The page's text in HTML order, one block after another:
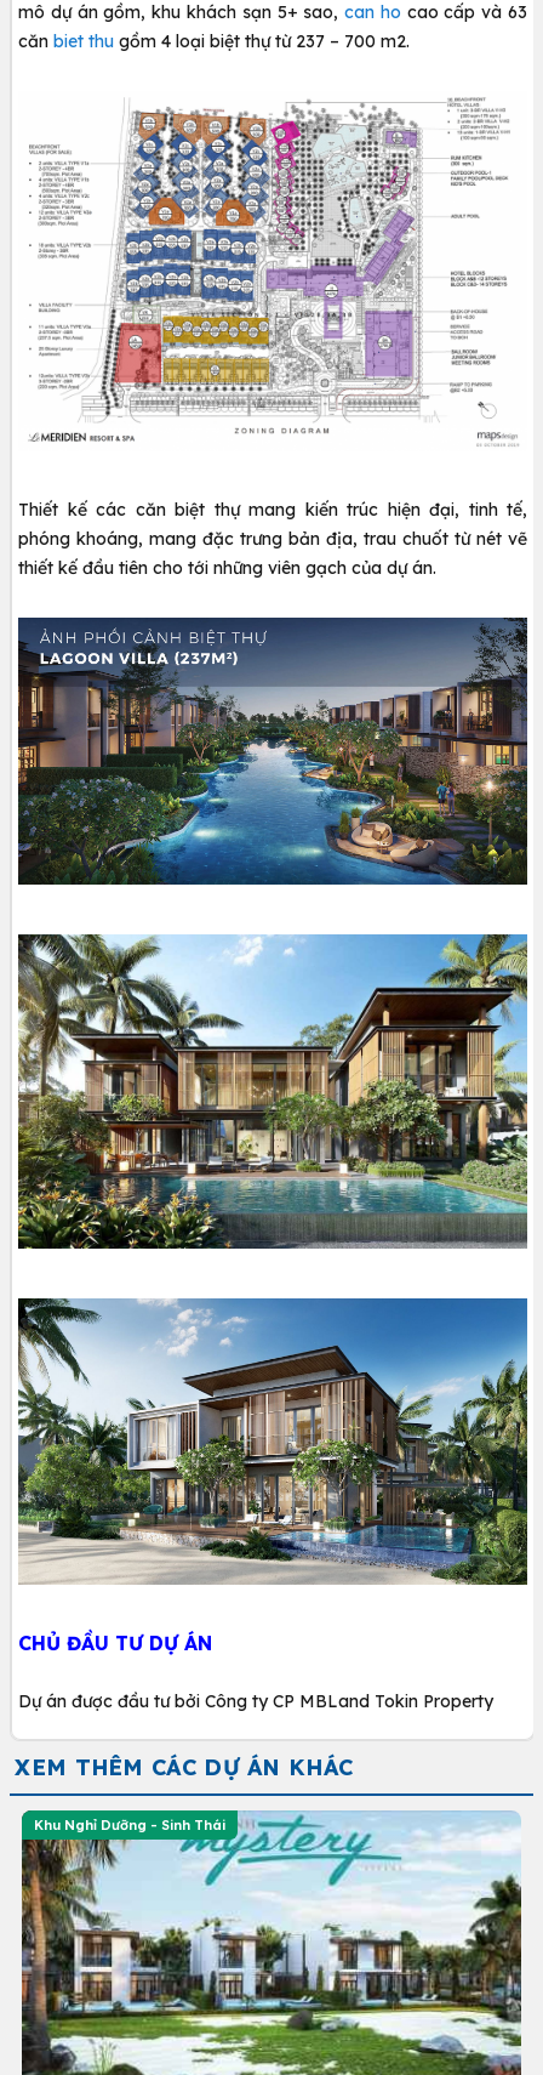
mô dự án gồm, khu khách sạn 5+ sao,can ho cao cấp và 63
căn biet thu gồm 4 loại biệt thự từ 237 – 700 m2.
Thiết kế các căn biệt thự mang kiến trúc hiện đại, tinh tế,
phóng khoáng, mang đặc trưng bản địa, trau chuốt từ nét vẽ
thiết kế đầu tiên cho tới những viên gạch của dự án.
CHỦ ĐẦU TƯ DỰ ÁN
Dự án được đầu tư bởi Công ty CP MBLand Tokin Property
XEM THÊM CÁC DỰ ÁN KHÁC
Khu Nghỉ Dưỡng - Sinh Thái